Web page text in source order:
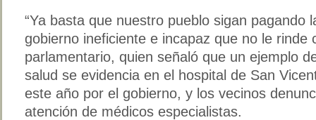
“Ya basta que nuestro pueblo sigan pagando
gobierno ineficiente e incapaz que no le rinde
parlamentario, quien señaló que un ejemplo
salud se evidencia en el hospital de San
este año por el gobierno, y los vecinos
atención de médicos especialistas.